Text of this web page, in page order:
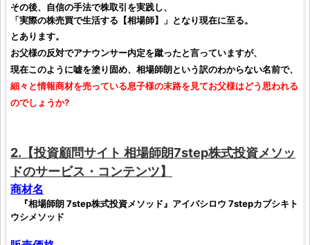
その後、自信の手法で株取引を実践し、
「実際の株売買で生活する【相場師】」となり現在に至る。
とあります。
お父様の反対でアナウンサー内定を蹴ったと言っていますが、
現在このように嘘を塗り固め、相場師朗という訳のわからない名前で、
細々と情報商材を売っている息子様の末路を見てお父様はどう思われる
のでしょうか?
2.【投資顧問サイト 相場師朗7step株式投資メソッ
ドのサービス・コンテンツ】
商材名
『相場師朗 7step株式投資メソッド』アイバシロウ 7stepカブシキト
ウシメソッド